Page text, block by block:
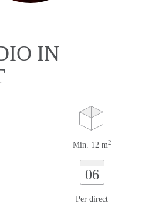
IN
Min. 12 m2
06
Per direct